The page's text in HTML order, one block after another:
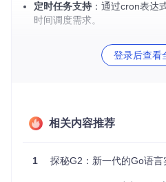
定时任务支持 ：通过cron表达
时间调度需求。
项目及技术应用场景
景中，G2可以高效地分发任务
心，协调各个微服务之间的任
定时任务调度
：通过cron表达
登录后查看
相关内容推荐
1 探秘G2：新一代的Go语